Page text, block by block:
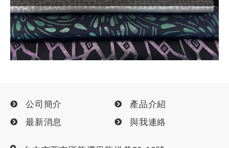
公司簡介
產品介紹
最新消息
與我連絡